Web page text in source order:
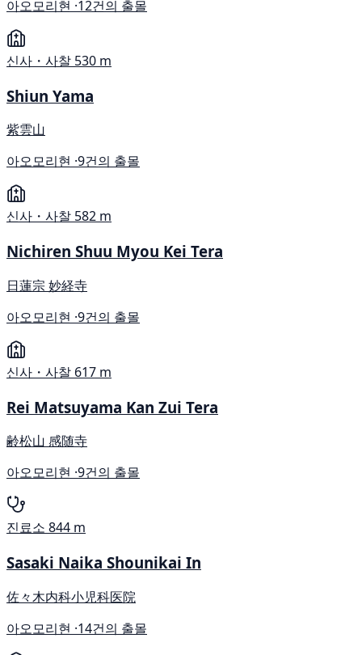
아오모리현 ·12건의 출몰
신사・사찰 530 m
Shiun Yama
紫雲山
아오모리현 ·9건의 출몰
신사・사찰 582 m
Nichiren Shuu Myou Kei Tera
日蓮宗 妙経寺
아오모리현 ·9건의 출몰
신사・사찰 617 m
Rei Matsuyama Kan Zui Tera
齢松山 感随寺
아오모리현 ·9건의 출몰
진료소 844 m
Sasaki Naika Shounikai In
佐々木内科小児科医院
아오모리현 ·14건의 출몰